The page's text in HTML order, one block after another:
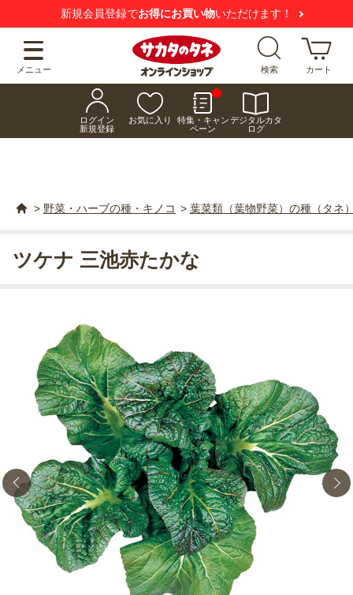
新規会員登録でお得にお買い物いただけます！
メニュー 検索 カート
ログイン
新規登録
お気に入り
特集・キャン
ペーン
デジタルカタ
ログ
> 野菜・ハーブの種・キノコ > 葉菜類（葉物野菜）の種（タネ
ツケナ 三池赤たかな